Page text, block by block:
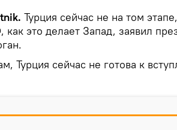
Турция сейчас не на том
это делает Запад, заявил
Турция сейчас не готова к